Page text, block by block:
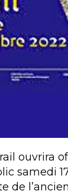
ouvrira
samedi
de